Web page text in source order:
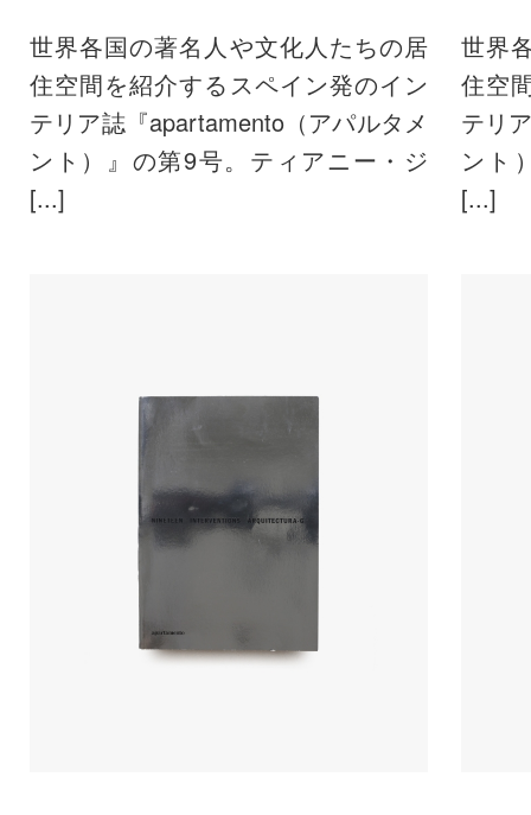
世界各国の著名人や文化人たちの居
住空間を紹介するスペイン発のイン
テリア誌『apartamento（アパルタメ
ント）』の第9号。ティアニー・ジ
[...]
世界
住空
テリ
ント
[...]